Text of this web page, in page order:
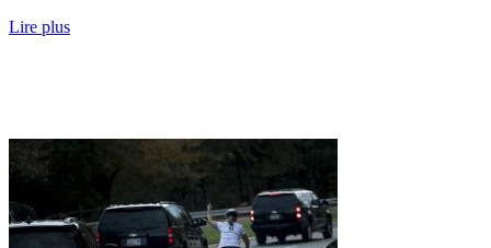
Lire plus